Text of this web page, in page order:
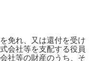
免れ、又は還付を受け
会社等を支配する役員
社等の財産のうち、そ